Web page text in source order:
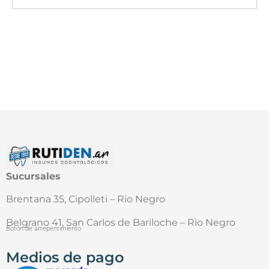
Sucursales
Brentana 35, Cipolleti – Rio Negro
Belgrano 41, San Carlos de Bariloche – Rio Negro
Botón de arrepentimiento
Medios de pago